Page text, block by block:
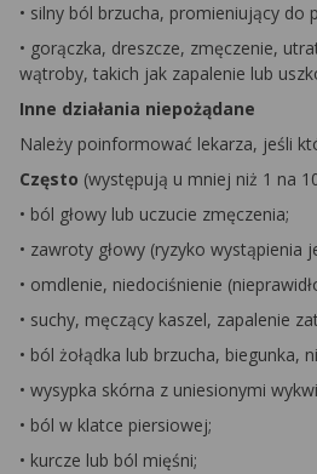
• silny ból brzucha, promieniujący
• gorączka, dreszcze, zmęczenie,
wątroby, takich jak zapalenie lub
Inne działania niepożądane
Należy poinformować lekarza, jeśli
Często (występują u mniej niż 1 na
• ból głowy lub uczucie zmęczenia;
• zawroty głowy (ryzyko
• omdlenie, niedociśnienie
• suchy, męczący kaszel, zapalenie
• ból żołądka lub brzucha, biegunka,
• wysypka skórna z uniesionymi
• ból w klatce piersiowej;
• kurcze lub ból mięśni;